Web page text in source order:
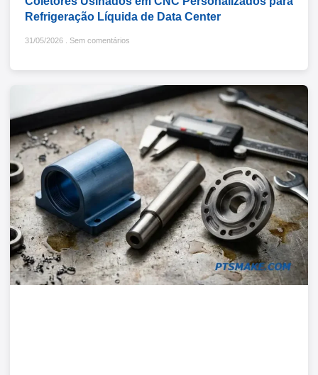
Refrigeração Líquida de Data Center
31/05/2026 Sem comentários